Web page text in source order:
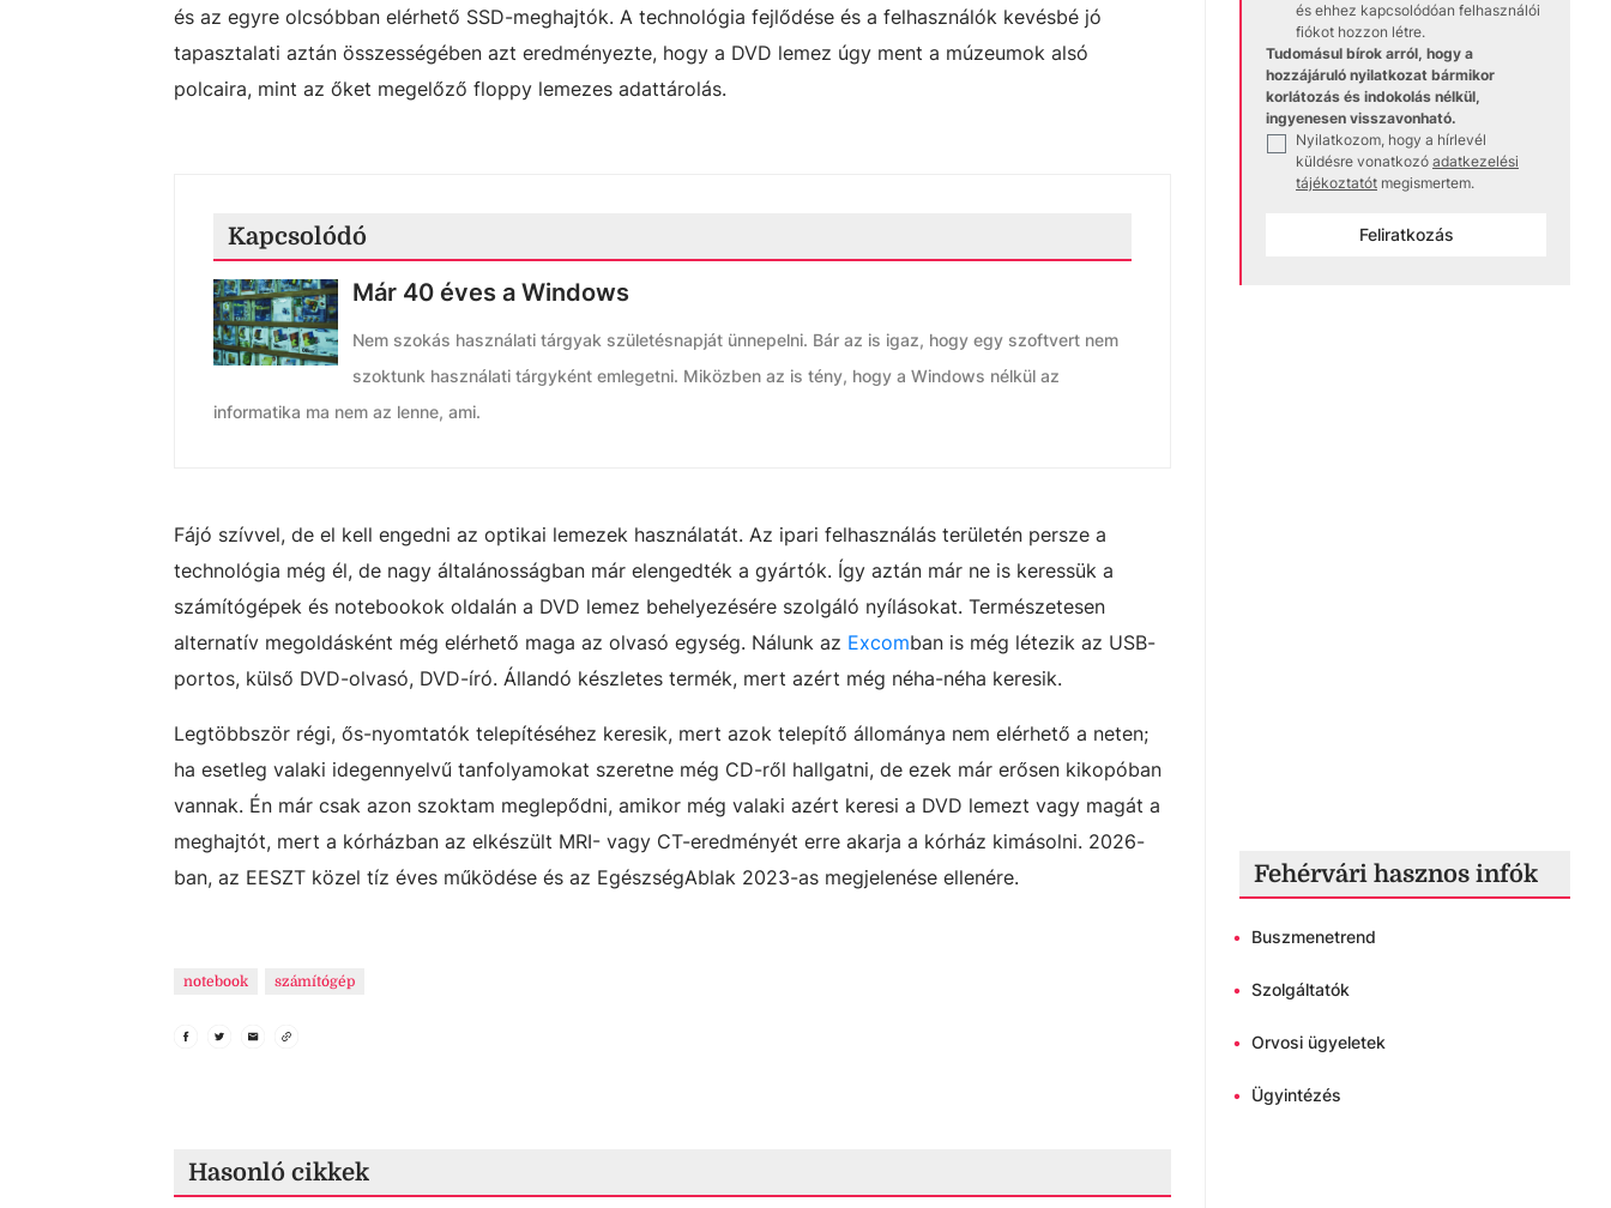
és az egyre olcsóbban elérhető SSD-meghajtók. A technológia fejlődése és a felhasználók kevésbé jó
tapasztalati aztán összességében azt eredményezte, hogy a DVD lemez úgy ment a múzeumok alsó
polcaira, mint az őket megelőző floppy lemezes adattárolás.
Kapcsolódó
Már 40 éves a Windows
Nem szokás használati tárgyak születésnapját ünnepelni. Bár az is igaz, hogy egy szoftvert nem
szoktunk használati tárgyként emlegetni. Miközben az is tény, hogy a Windows nélkül az
informatika ma nem az lenne, ami.
Fájó szívvel, de el kell engedni az optikai lemezek használatát. Az ipari felhasználás területén persze a
technológia még él, de nagy általánosságban már elengedték a gyártók. Így aztán már ne is keressük a
számítógépek és notebookok oldalán a DVD lemez behelyezésére szolgáló nyílásokat. Természetesen
alternatív megoldásként még elérhető maga az olvasó egység. Nálunk az Excomban is még létezik az USB-
portos, külső DVD-olvasó, DVD-író. Állandó készletes termék, mert azért még néha-néha keresik.
Legtöbbször régi, ős-nyomtatók telepítéséhez keresik, mert azok telepítő állománya nem elérhető a neten;
ha esetleg valaki idegennyelvű tanfolyamokat szeretne még CD-ről hallgatni, de ezek már erősen kikopóban
vannak. Én már csak azon szoktam meglepődni, amikor még valaki azért keresi a DVD lemezt vagy magát a
meghajtót, mert a kórházban az elkészült MRI- vagy CT-eredményét erre akarja a kórház kimásolni. 2026-
ban, az EESZT közel tíz éves működése és az EgészségAblak 2023-as megjelenése ellenére.
notebook számítógép
Hasonló cikkek
és ehhez kapcsolódóan felhasználói
fiókot hozzon létre.
Tudomásul bírok arról, hogy a
hozzájáruló nyilatkozat bármikor
korlátozás és indokolás nélkül,
ingyenesen visszavonható.
Nyilatkozom, hogy a hírlevél
küldésre vonatkozó adatkezelési
tájékoztatót megismertem.
Feliratkozás
Fehérvári hasznos infók
• Buszmenetrend
• Szolgáltatók
• Orvosi ügyeletek
• Ügyintézés